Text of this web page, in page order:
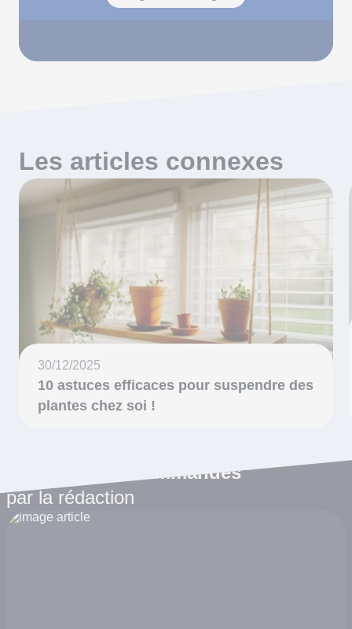
Les articles connexes
30/12/2025
10 astuces efficaces pour suspendre des
plantes chez soi !
Les articles recommandés
par la rédaction